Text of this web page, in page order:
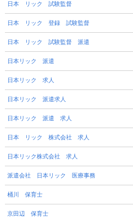
日本 リック 試験監督
日本 リック 登録 試験監督
日本 リック 試験監督 派遣
日本リック 派遣
日本リック 求人
日本リック 派遣求人
日本リック 派遣 求人
日本 リック 株式会社 求人
日本リック株式会社 求人
派遣会社 日本リック 医療事務
桶川 保育士
京田辺 保育士